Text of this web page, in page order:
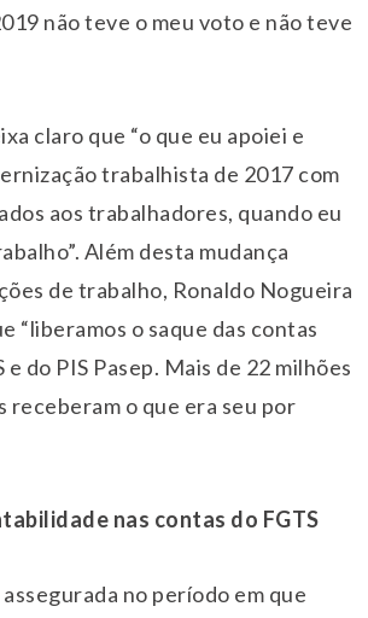
não teve o meu voto e não teve
claro que “o que eu apoiei e
trabalhista de 2017 com
aos trabalhadores, quando eu
Além desta mudança
de trabalho, Ronaldo Nogueira
“liberamos o saque das contas
do PIS Pasep. Mais de 22 milhões
receberam o que era seu por
nas contas do FGTS
no período em que